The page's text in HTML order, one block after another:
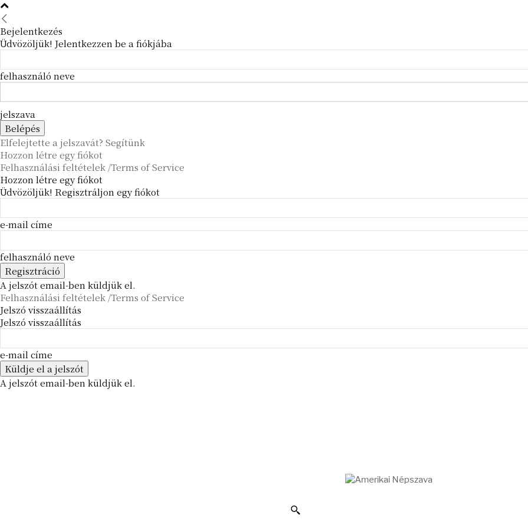
Bejelentkezés
Üdvözöljük! Jelentkezzen be a fiókjába
felhasználó neve
jelszava
Elfelejtette a jelszavát? Segítünk
Hozzon létre egy fiókot
Felhasználási feltételek /Terms of Service
Hozzon létre egy fiókot
Üdvözöljük! Regisztráljon egy fiókot
e-mail címe
felhasználó neve
A jelszót email-ben küldjük el.
Felhasználási feltételek /Terms of Service
Jelszó visszaállítás
Jelszó visszaállítás
e-mail címe
A jelszót email-ben küldjük el.